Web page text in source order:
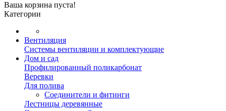
Ваша корзина пуста!
Категории
Вентиляция
Системы вентиляции и комплектующие
Дом и сад
Профилированный поликарбонат
Веревки
Для полива
Соединители и фитинги
Лестницы деревянные